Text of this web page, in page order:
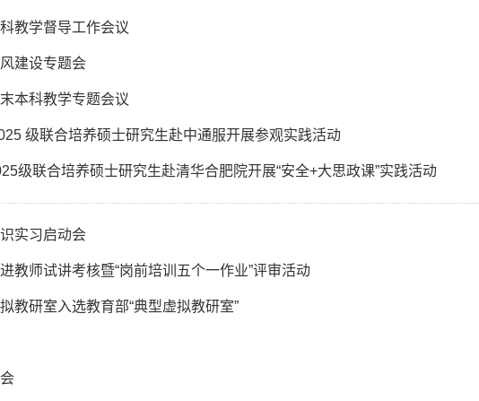
教学督导工作会议
建设专题会
本科教学专题会议
级联合培养硕士研究生赴中通服开展参观实践活动
级联合培养硕士研究生赴清华合肥院开展“安全+大思政课”实践活动
实习启动会
教师试讲考核暨“岗前培训五个一作业”评审活动
教研室入选教育部“典型虚拟教研室”